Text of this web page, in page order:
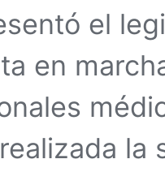
el
en
la